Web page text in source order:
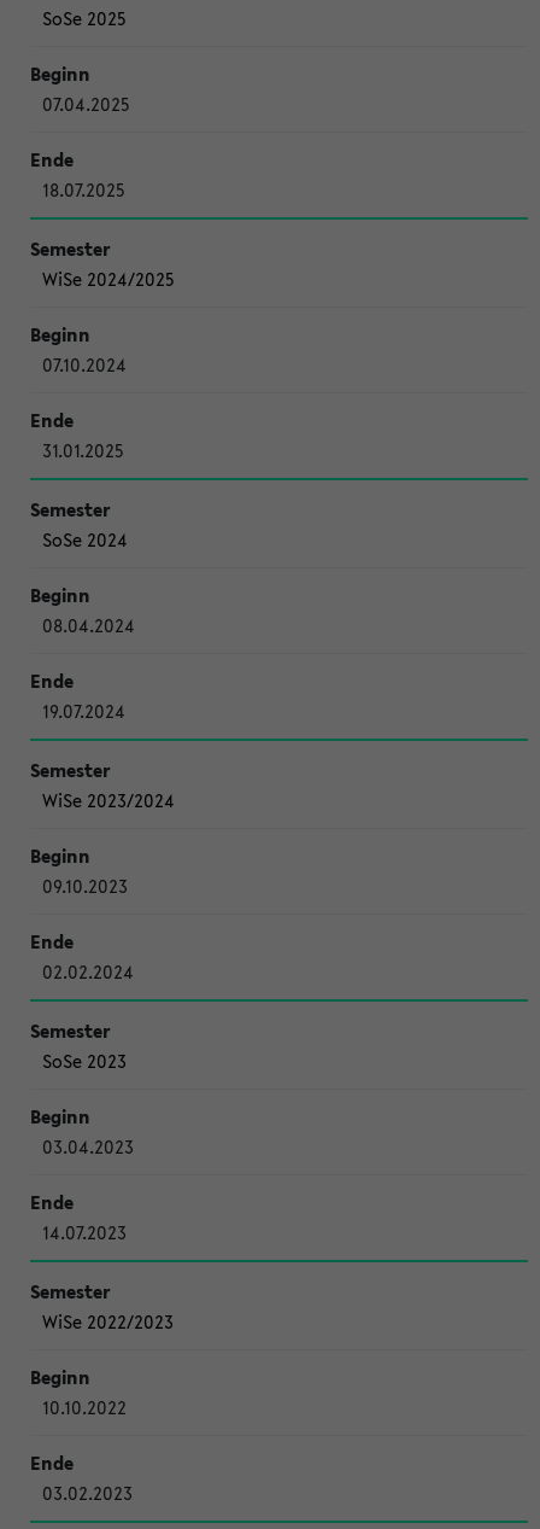
SoSe 2025
07.04.2025
18.07.2025
WiSe 2024/2025
07.10.2024
31.01.2025
SoSe 2024
08.04.2024
19.07.2024
WiSe 2023/2024
09.10.2023
02.02.2024
SoSe 2023
03.04.2023
14.07.2023
WiSe 2022/2023
10.10.2022
03.02.2023